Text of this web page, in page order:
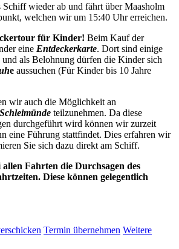
wieder ab und fährt über Maasholm
welchen wir um 15:40 Uhr erreichen.
für Kinder! Beim Kauf der
eine Entdeckerkarte. Dort sind einige
als Belohnung dürfen die Kinder sich
e aussuchen (Für Kinder bis 10 Jahre
wir auch die Möglichkeit an
teilzunehmen. Da diese
durchgeführt wird können wir zurzeit
eine Führung stattfindet. Dies erfahren wir
Sie sich dazu direkt am Schiff.
allen Fahrten die Durchsagen des
Diese können gelegentlich
Termin übernehmen Weitere